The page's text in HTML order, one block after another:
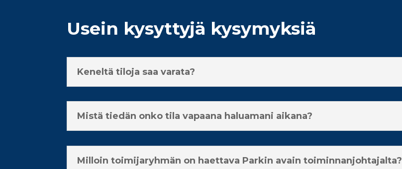
Usein kysyttyjä kysymyksiä
Keneltä tiloja saa varata?
Mistä tiedän onko tila vapaana haluamani aikana?
Milloin toimijaryhmän on haettava Parkin avain toiminnanjohtajalta?